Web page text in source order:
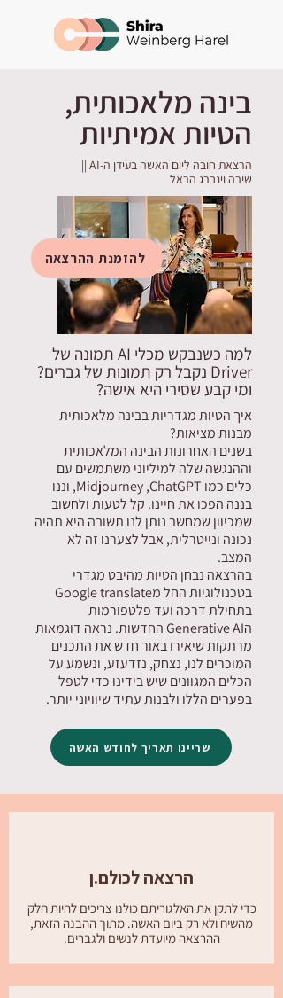
בינה מלאכותית,
הטיות אמיתיות
הרצאת חובה ליום האשה בעידן ה-AI ||
שירה וינברג הראל
להזמנת ההרצאה
למה כשנבקש מכלי AI תמונה של
Driver נקבל רק תמונות של גברים?
ומי קבע שסירי היא אישה?
איך הטיות מגדריות בבינה מלאכותית
מבנות מציאות?
בשנים האחרונות הבינה המלאכותית
וההנגשה שלה למיליוני משתמשים עם
כלים כמו Midjourney ,ChatGPT, וננו
בננה הפכו את חיינו. קל לטעות ולחשוב
שמכיוון שמחשב נותן לנו תשובה היא תהיה
נכונה ונייטרלית, אבל לצערנו זה לא
המצב.
בהרצאה נבחן הטיות מהיבט מגדרי
בטכנולוגיות החל מGoogle translate
בתחילת דרכה ועד פלטפורמות
הGenerative AI החדשות. נראה דוגמאות
מרתקות שיאירו באור חדש את התכנים
המוכרים לנו, נצחק, נזדעזע, ונשמע על
הכלים המגוונים שיש בידינו כדי לטפל
בפערים הללו ולבנות עתיד שיוויוני יותר.
שריינו תאריך לחודש האשה
הרצאה לכולם.ן
כדי לתקן את האלגוריתם כולנו צריכים להיות חלק
מהשיח ולא רק ביום האשה. מתוך ההבנה הזאת,
ההרצאה מיועדת לנשים ולגברים.